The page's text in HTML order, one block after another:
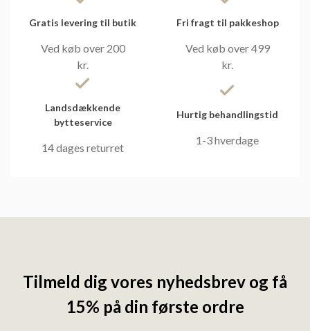
Gratis levering til butik
Ved køb over 200
kr.
Fri fragt til pakkeshop
Ved køb over 499
kr.
Landsdækkende
bytteservice
14 dages returret
Hurtig behandlingstid
1-3 hverdage
Tilmeld dig vores nyhedsbrev og få
15% på din første ordre